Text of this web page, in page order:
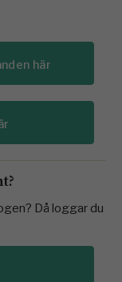
här
Då loggar du